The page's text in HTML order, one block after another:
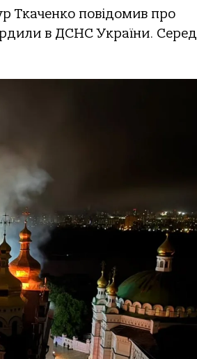
Ткаченко повідомив про
в ДСНС України. Серед